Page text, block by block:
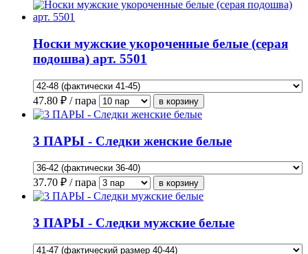
Носки мужские укороченные белые (серая
подошва) арт. 5501
47.80 ₽ / пара
3 ПАРЫ - Следки женские белые
37.70 ₽ / пара
3 ПАРЫ - Следки мужские белые